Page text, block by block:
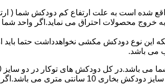
خروج محصولات احتراق می نماید.اگر واحد شما
این نوع دودکش مکشی نخواهدداشت حتما باید
سانتی متری می باشد به عبارت دیگر قطر دودکش داخل کار این ابعاد می باشد.برای اینکه بهتر بتوانیم